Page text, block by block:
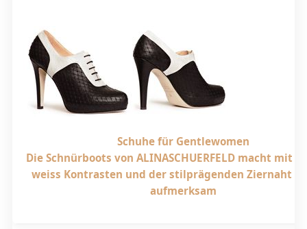
Schuhe für Gentlewomen
Die Schnürboots von ALINASCHUERFELD macht mit
weiss Kontrasten und der stilprägenden Ziernaht
aufmerksam